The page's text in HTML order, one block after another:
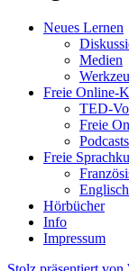
Neues Lernen
Medien
Freie Online-
TED-
Freie
Freie
Hörbücher
Info
Impressum